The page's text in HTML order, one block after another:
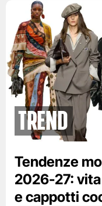
Trend
Tendenze
2026-27:
e cappotti